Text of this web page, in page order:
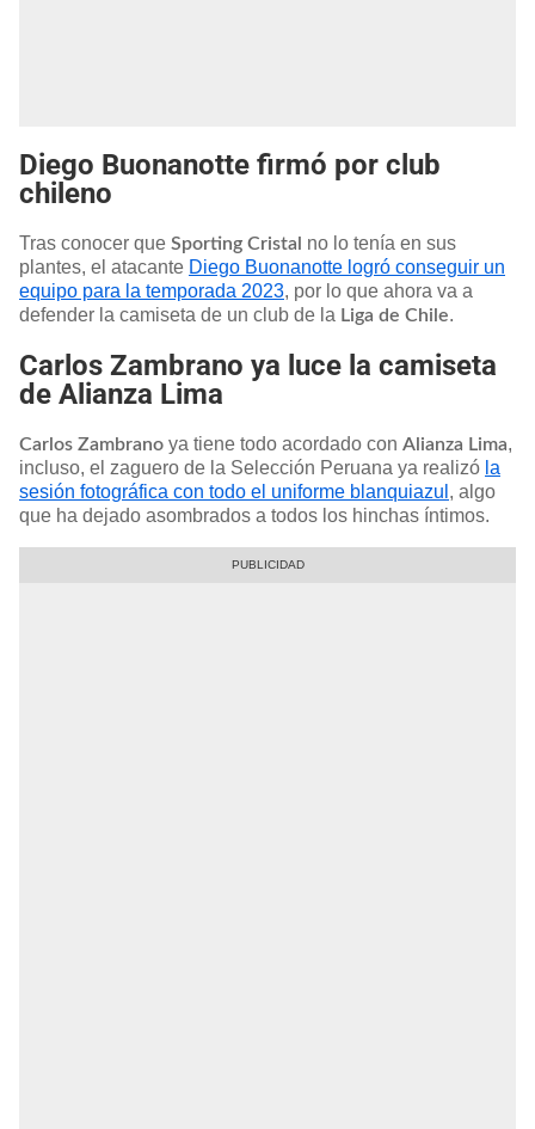
Diego Buonanotte firmó por club
chileno
Tras conocer que Sporting Cristal
no lo tenía en sus
plantes, el atacante Diego Buonanotte logró conseguir un
equipo para la temporada 2023, por lo que ahora va a
defender la camiseta de un club de la Liga de Chile.
Carlos Zambrano ya luce la camiseta
de Alianza Lima
Carlos Zambrano ya tiene todo acordado con Alianza Lima,
incluso, el zaguero de la Selección Peruana ya realizó la
sesión fotográfica con todo el uniforme blanquiazul, algo
que ha dejado asombrados a todos los hinchas íntimos.